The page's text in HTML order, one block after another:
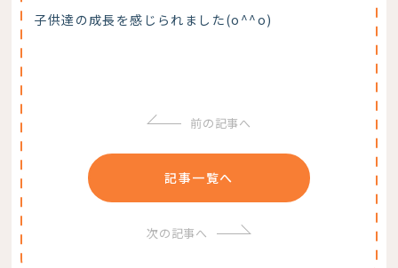
子供達の成長を感じられました(o^^o)
前の記事へ
記事一覧へ
次の記事へ